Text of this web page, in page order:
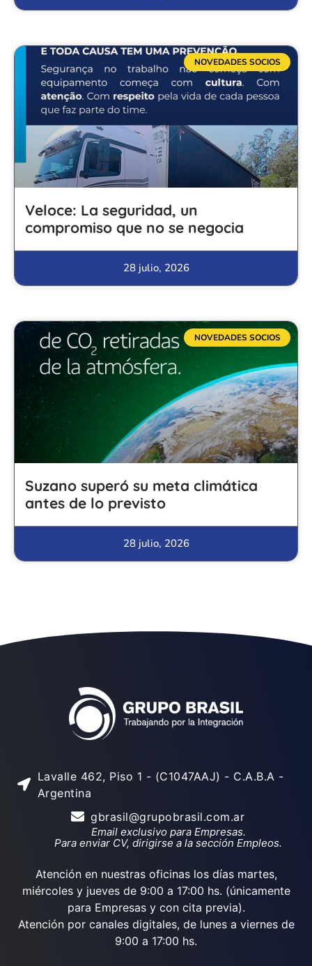
NOVEDADES SOCIOS
Veloce: La seguridad, un
compromiso que no se negocia
28 julio, 2026
NOVEDADES SOCIOS
Suzano superó su meta climática
antes de lo previsto
28 julio, 2026
Lavalle 462, Piso 1 - (C1047AAJ) - C.A.B.A -
Argentina
gbrasil@grupobrasil.com.ar
Email exclusivo para Empresas.
Para enviar CV, dirigirse a la sección Empleos.
Atención en nuestras oficinas los días martes,
miércoles y jueves de 9:00 a 17:00 hs. (únicamente
para Empresas y con cita previa).
Atención por canales digitales, de lunes a viernes de
9:00 a 17:00 hs.